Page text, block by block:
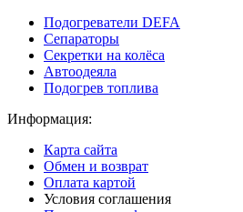
Подогреватели DEFA
Сепараторы
Секретки на колёса
Автоодеяла
Подогрев топлива
Информация:
Карта сайта
Обмен и возврат
Оплата картой
Условия соглашения